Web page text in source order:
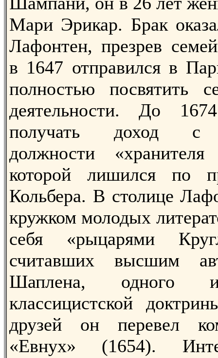
Мари Эрикар. Брак
Лафонтен, презрев
в 1647 отправился в
полностью посвятить
деятельности. До
получать доход с
должности
которой лишился по
Кольбера. В столице
кружком молодых
себя «рыцарями
считавших высшим
Шаплена, одного
классицистской
друзей он перевел
«Евнух» (1654).